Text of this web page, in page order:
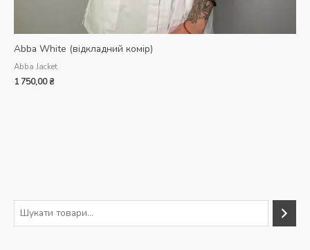
о
Abba White (відкладний комір)
Abba Jacket
1 750,00₴